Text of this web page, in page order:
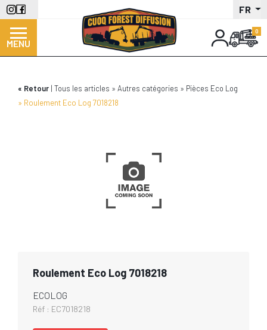
Aller
au
contenu
principal
FR
MENU
Retour Tous les articles Autres catégories
Pièces Eco Log
Roulement Eco Log 7018218
Roulement Eco Log 7018218
ECOLOG
Réf : EC7018218